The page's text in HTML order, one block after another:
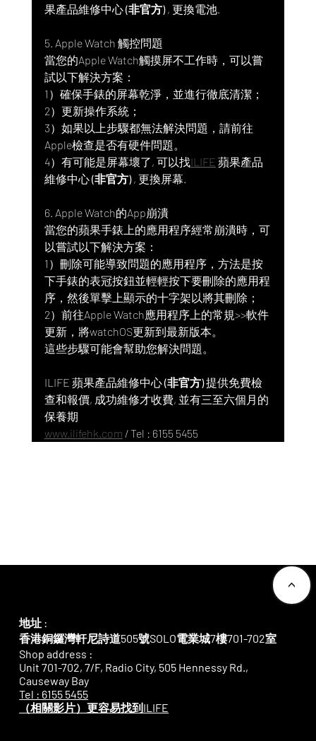
地址 :
香港銅鑼灣軒尼詩道505號SOLO電業城7樓701-702室
Shop address :
Unit 701-702, 7/F, Radio City, 505 Hennessy Rd.,
Causeway Bay
Tel : 6155 5455
​（相關影片）更容易找到ILIFE
<
果產品維修中心 (非官方) , 更換電池.
5. Apple Watch 觸控問題
當您的Apple Watch觸摸屏不工作時，可以嘗
試以下解決方案：
1）確保手錶的屏幕乾淨，並進行徹底清潔；
2）更新操作系統；
3）如果以上步驟都無法解決問題，請前往
Apple檢查是否有硬件問題。
4）有可能是屏幕壞了, 可以找ILIFE 蘋果產品
維修中心 (非官方) , 更換屏幕.
6. Apple Watch的App崩潰
當您的蘋果手錶上的應用程序經常崩潰時，可
以嘗試以下解決方案：
1）刪除可能導致問題的應用程序，方法是按
下手錶的表冠按鈕並輕輕按下要刪除的應用程
序，然後單擊上顯示的十字架以將其刪除；
2）前往Apple Watch應用程序上的常規>>軟件
更新，將watchOS更新到最新版本。
這些步驟可能會幫助您解決問題。
ILIFE 蘋果產品維修中心 (非官方) 提供免費檢
查和報價, 成功維修才收費, 並有三至六個月的
保養期
www.ilifehk.com / Tel : 6155 5455